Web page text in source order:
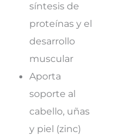
síntesis de
proteínas y el
desarrollo
muscular
Aporta
soporte al
cabello, uñas
y piel (zinc)